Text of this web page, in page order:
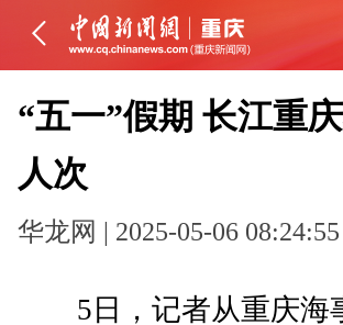
“五一”假期 长江重
人次
华龙网 | 2025-05-06 08:24:55
5日，记者从重庆海